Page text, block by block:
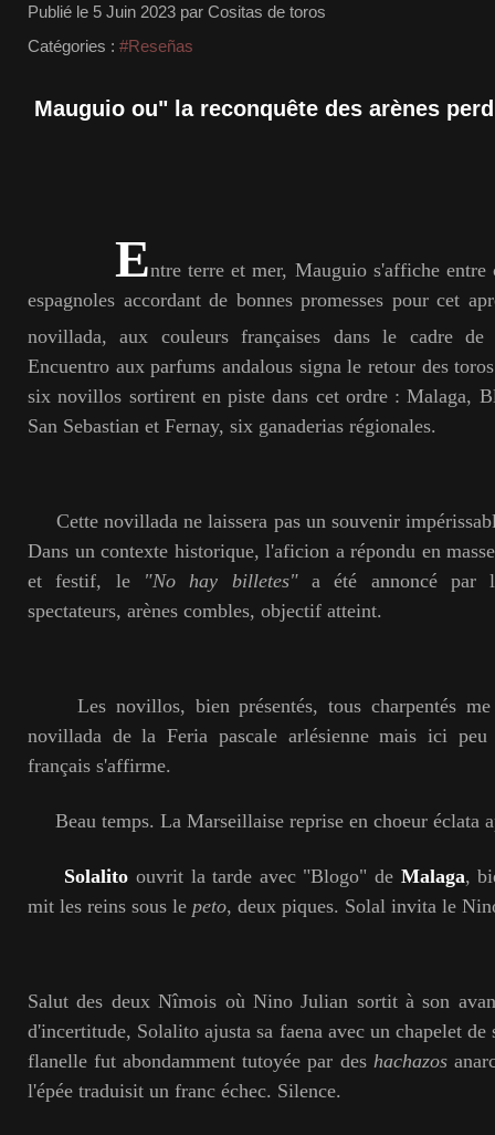
Publié le 5 Juin 2023 par Cositas de toros
Catégories : #Reseñas
Mauguio ou" la reconquête des arènes
Entre terre et mer, Mauguio s'affiche entre
espagnoles accordant de bonnes promesses pour cet
novillada, aux couleurs françaises dans le cadre
Encuentro aux parfums andalous signa le retour des
six novillos sortirent en piste dans cet ordre : Malaga,
San Sebastian et Fernay, six ganaderias régionales.
Cette novillada ne laissera pas un souvenir
Dans un contexte historique, l'aficion a répondu en
et festif, le "No hay billetes"a été annoncé par
spectateurs, arènes combles, objectif atteint.
Les novillos, bien présentés, tous charpentés me
novillada de la Feria pascale arlésienne mais ici peu
français s'affirme.
Beau temps. La Marseillaise reprise en choeur éclata
Solalito ouvrit la tarde avec "Blogo" de Malaga,
mit les reins sous le peto, deux piques. Solal invita le
Salut des deux Nîmois où Nino Julian sortit à son
d'incertitude, Solalito ajusta sa faena avec un chapelet de
flanelle fut abondamment tutoyée par deshachazos
l'épée traduisit un franc échec. Silence.